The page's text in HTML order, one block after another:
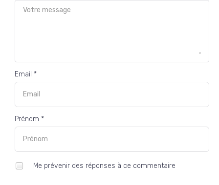
Email *
Prénom *
Me prévenir des réponses à ce commentaire